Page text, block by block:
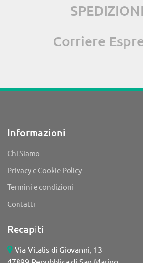
Corriere
Informazioni
Chi Siamo
Privacy e Cookie Policy
Termini e condizioni
Contatti
Recapiti
Via Vitalis di Giovanni, 13
47899 Repubblica di San Marino